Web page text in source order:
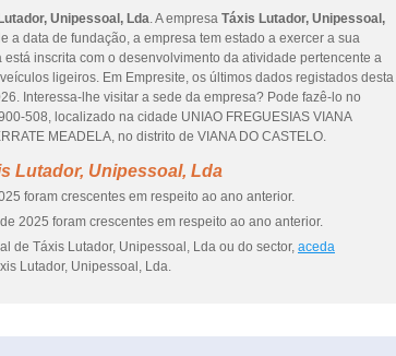
Unipessoal, Lda. A empresa Táxis Lutador, Unipessoal,
a data de fundação, a empresa tem estado a exercer a sua
inscrita com o desenvolvimento da atividade pertencente a
ligeiros. Em Empresite, os últimos dados registados desta
Interessa-lhe visitar a sede da empresa? Pode fazê-lo no
508, localizado na cidade UNIAO FREGUESIAS VIANA
MEADELA, no distrito de VIANA DO CASTELO.
Lutador, Unipessoal, Lda
foram crescentes em respeito ao ano anterior.
2025 foram crescentes em respeito ao ano anterior.
de Táxis Lutador, Unipessoal, Lda ou do sector, aceda
Lutador, Unipessoal, Lda.